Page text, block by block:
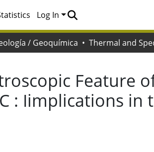
Log In
/ Geoquímica
Feature
: Iimplications in